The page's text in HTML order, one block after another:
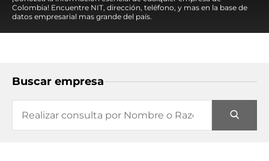
Colombia! Encuentre NIT, dirección, teléfono, y mas en la base de
datos empresarial mas grande del país.
Buscar empresa